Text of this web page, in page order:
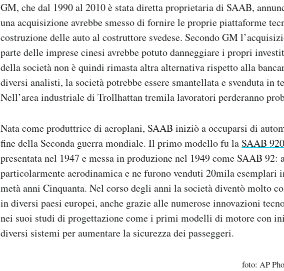
GM, che dal 1990 al 2010 è stata diretta proprietaria di SAAB,
una acquisizione avrebbe smesso di fornire le proprie piattaforme
costruzione delle auto al costruttore svedese. Secondo GM
parte delle imprese cinesi avrebbe potuto danneggiare i propri
della società non è quindi rimasta altra alternativa rispetto alla
diversi analisti, la società potrebbe essere smantellata e svenduta in
Nell’area industriale di Trollhattan tremila lavoratori perderanno
Nata come produttrice di aeroplani, SAAB iniziò a occuparsi di
fine della Seconda guerra mondiale. Il primo modello fu la SAAB
presentata nel 1947 e messa in produzione nel 1949 come SAAB 92:
particolarmente aerodinamica e ne furono venduti 20mila esemplari
metà anni Cinquanta. Nel corso degli anni la società diventò molto
in diversi paesi europei, anche grazie alle numerose innovazioni
nei suoi studi di progettazione come i primi modelli di motore con
diversi sistemi per aumentare la sicurezza dei passeggeri.
foto: AP